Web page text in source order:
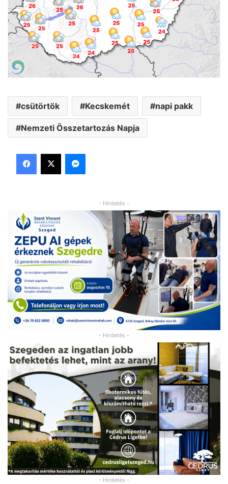
csütörtök Kecskemét napi pakk
Nemzeti Összetartozás Napja
Facebook
X Messenger
- Hirdetés -
- Hirdetés -
- Hirdetés -